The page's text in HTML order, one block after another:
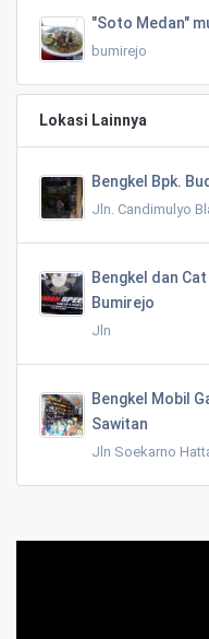
"Soto Medan"
bumirejo
Lokasi Lainnya
Bengkel Bpk.
Jln. Candimulyo
Bengkel dan
Bumirejo
Jln
Bengkel Mobil
Sawitan
Jln Soekarno